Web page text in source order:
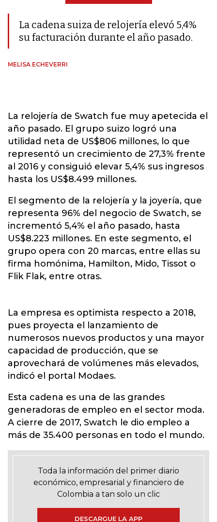
La cadena suiza de relojería elevó 5,4%
su facturación durante el año pasado.
MELISA ECHEVERRI
La relojería de Swatch fue muy apetecida el
año pasado. El grupo suizo logró una
utilidad neta de US$806 millones, lo que
representó un crecimiento de 27,3% frente
al 2016 y consiguió elevar 5,4% sus ingresos
hasta los US$8.499 millones.
El segmento de la relojería y la joyería, que
representa 96% del negocio de Swatch, se
incrementó 5,4% el año pasado, hasta
US$8.223 millones. En este segmento, el
grupo opera con 20 marcas, entre ellas su
firma homónima, Hamilton, Mido, Tissot o
Flik Flak, entre otras.
La empresa es optimista respecto a 2018,
pues proyecta el lanzamiento de
numerosos nuevos productos y una mayor
capacidad de producción, que se
aprovechará de volúmenes más elevados,
indicó el portal Modaes.
Esta cadena es una de las grandes
generadoras de empleo en el sector moda.
A cierre de 2017, Swatch le dio empleo a
más de 35.400 personas en todo el mundo.
Toda la información del primer diario
económico, empresarial y financiero de
Colombia a tan solo un clic
DESCARGUE LA APP